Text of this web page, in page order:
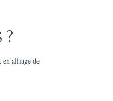
en alliage de